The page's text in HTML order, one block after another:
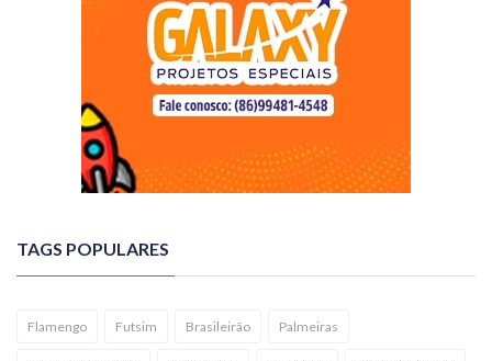
TAGS POPULARES
Flamengo Futsim Brasileirão Palmeiras